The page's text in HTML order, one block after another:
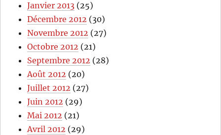
Janvier 2013 (25)
Décembre 2012 (30)
Novembre 2012 (27)
Octobre 2012 (21)
Septembre 2012 (28)
Août 2012 (20)
Juillet 2012 (27)
Juin 2012 (29)
Mai 2012 (21)
Avril 2012 (29)